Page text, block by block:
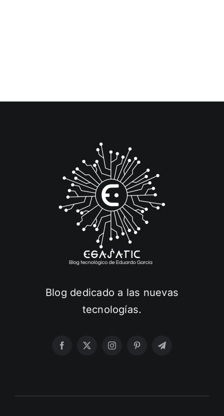
Blog dedicado a las nuevas
tecnologías.